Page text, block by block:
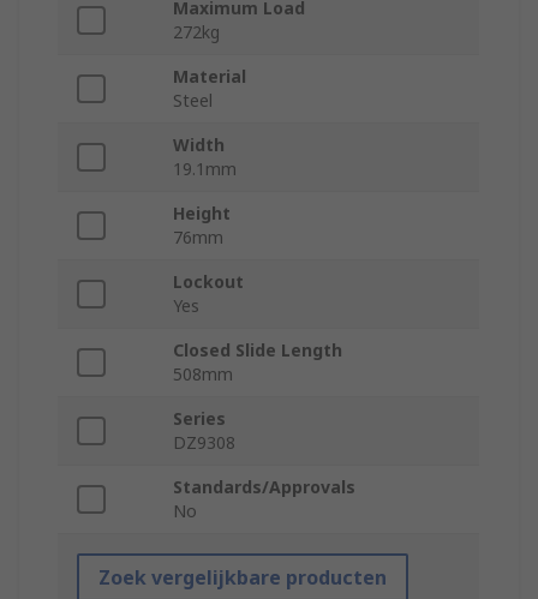
Maximum Load
272kg
Material
Steel
Width
19.1mm
Height
76mm
Lockout
Yes
Closed Slide Length
508mm
Series
DZ9308
Standards/Approvals
No
Zoek vergelijkbare producten